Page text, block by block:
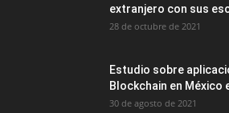
extranjero con sus
28 de octubre de 2021
Estudio sobre
Blockchain en México
30 de agosto de 2021